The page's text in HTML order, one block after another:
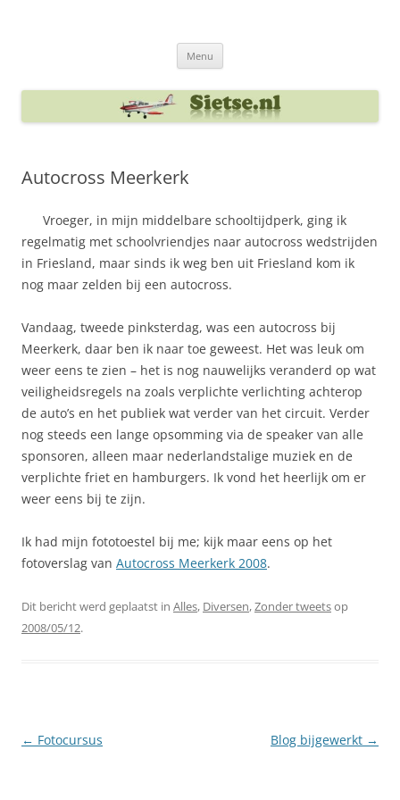
Menu
Autocross Meerkerk
Vroeger, in mijn middelbare schooltijdperk, ging ik
regelmatig met schoolvriendjes naar autocross wedstrijden
in Friesland, maar sinds ik weg ben uit Friesland kom ik
nog maar zelden bij een autocross.
Vandaag, tweede pinksterdag, was een autocross bij
Meerkerk, daar ben ik naar toe geweest. Het was leuk om
weer eens te zien – het is nog nauwelijks veranderd op wat
veiligheidsregels na zoals verplichte verlichting achterop
de auto’s en het publiek wat verder van het circuit. Verder
nog steeds een lange opsomming via de speaker van alle
sponsoren, alleen maar nederlandstalige muziek en de
verplichte friet en hamburgers. Ik vond het heerlijk om er
weer eens bij te zijn.
Ik had mijn fototoestel bij me; kijk maar eens op het
fotoverslag van Autocross Meerkerk 2008.
Dit bericht werd geplaatst in Alles, Diversen,Zonder tweetsop
2008/05/12.
Berichtnavigatie
← Fotocursus Blog bijgewerkt →